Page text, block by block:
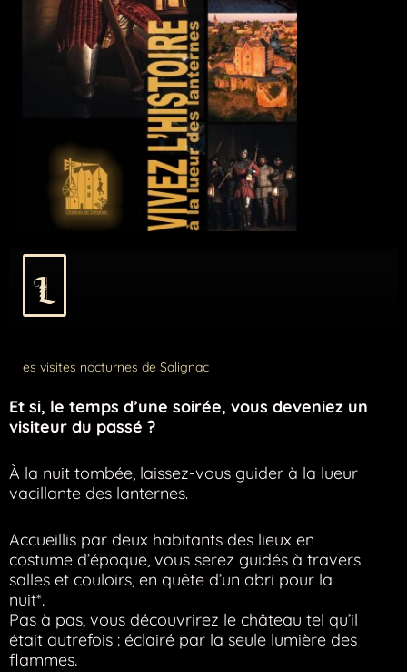
L
es visites nocturnes de Salignac
Et si, le temps d’une soirée, vous deveniez un
visiteur du passé ?
À la nuit tombée, laissez-vous guider à la lueur
vacillante des lanternes.
Accueillis par deux habitants des lieux en
costume d’époque, vous serez guidés à travers
salles et couloirs, en quête d’un abri pour la
nuit*.
Pas à pas, vous découvrirez le château tel qu’il
était autrefois : éclairé par la seule lumière des
flammes.